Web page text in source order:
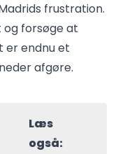
frustration.
forsøge at
er endnu et
afgøre.
Læs
også: